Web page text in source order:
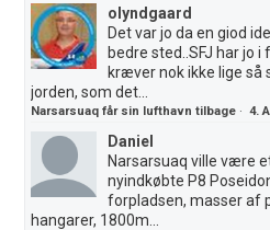
olyndgaard
Det var jo da en giod
bedre sted..SFJ har jo
kræver nok ikke lige så
jorden, som det...
Narsarsuaq får sin lufthavn tilbage ·4.
Daniel
Narsarsuaq ville være
nyindkøbte P8
forpladsen, masser af
hangarer, 1800m...